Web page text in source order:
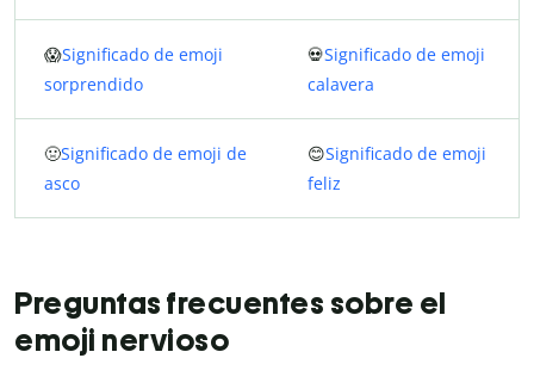
😱Significado de emoji
sorprendido
💀Significado de emoji
calavera
🤢Significado de emoji de
asco
😊Significado de emoji
feliz
Preguntas frecuentes sobre el
emoji nervioso